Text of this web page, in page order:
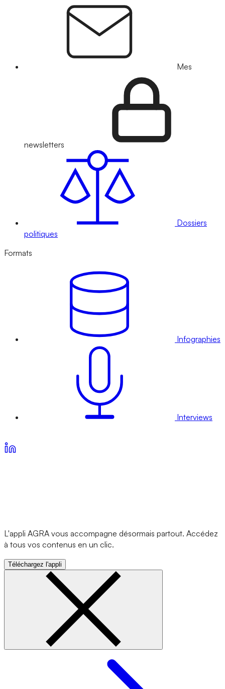
Mes
newsletters
Dossiers
politiques
Formats
Infographies
Interviews
L'appli AGRA vous accompagne désormais partout. Accédez
à tous vos contenus en un clic.
Téléchargez l'appli